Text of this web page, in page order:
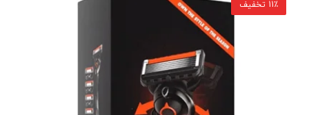
11٪ تخفیف